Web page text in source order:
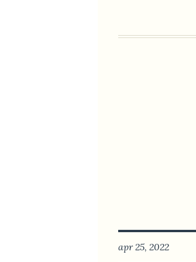
apr 25, 2022